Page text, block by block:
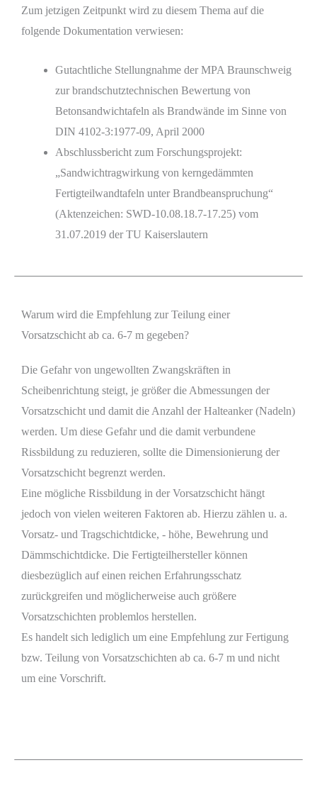
Zum jetzigen Zeitpunkt wird zu diesem Thema auf die
folgende Dokumentation verwiesen:
Gutachtliche Stellungnahme der MPA Braunschweig
zur brandschutztechnischen Bewertung von
Betonsandwichtafeln als Brandwände im Sinne von
DIN 4102-3:1977-09, April 2000
Abschlussbericht zum Forschungsprojekt:
„Sandwichtragwirkung von kerngedämmten
Fertigteilwandtafeln unter Brandbeanspruchung“
(Aktenzeichen: SWD-10.08.18.7-17.25) vom
31.07.2019 der TU Kaiserslautern
Warum wird die Empfehlung zur Teilung einer
Vorsatzschicht ab ca. 6-7 m gegeben?
Die Gefahr von ungewollten Zwangskräften in
Scheibenrichtung steigt, je größer die Abmessungen der
Vorsatzschicht und damit die Anzahl der Halteanker (Nadeln)
werden. Um diese Gefahr und die damit verbundene
Rissbildung zu reduzieren, sollte die Dimensionierung der
Vorsatzschicht begrenzt werden.
Eine mögliche Rissbildung in der Vorsatzschicht hängt
jedoch von vielen weiteren Faktoren ab. Hierzu zählen u. a.
Vorsatz- und Tragschichtdicke, - höhe, Bewehrung und
Dämmschichtdicke. Die Fertigteilhersteller können
diesbezüglich auf einen reichen Erfahrungsschatz
zurückgreifen und möglicherweise auch größere
Vorsatzschichten problemlos herstellen.
Es handelt sich lediglich um eine Empfehlung zur Fertigung
bzw. Teilung von Vorsatzschichten ab ca. 6-7 m und nicht
um eine Vorschrift.